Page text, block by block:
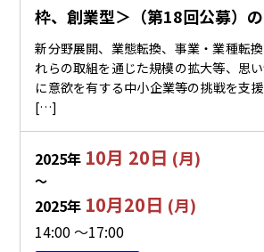
枠、創業型＞（第18回公募）
新分野展開、業態転換、事業・業種転
れらの取組を通じた規模の拡大等、思
に意欲を有する中小企業等の挑戦を支援
[…]
2025年 10月 20日 (月)
〜
2025年 10月20日 (月)
14:00 ～17:00